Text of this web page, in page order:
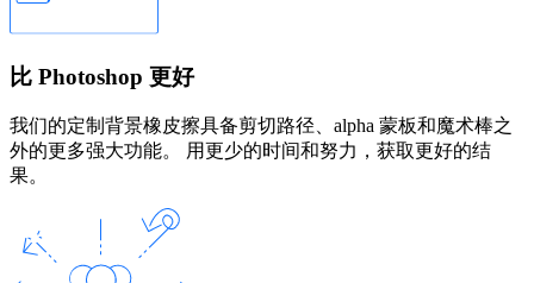
比 Photoshop 更好
我们的定制背景橡皮擦具备剪切路径、alpha 蒙板和魔术棒之
外的更多强大功能。 用更少的时间和努力，获取更好的结
果。